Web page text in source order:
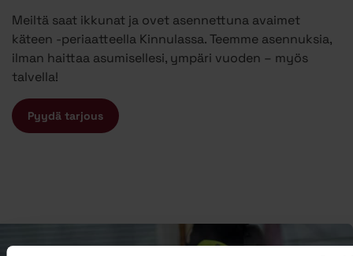
Meiltä saat ikkunat ja ovet asennettuna avaimet
käteen -periaatteella Kinnulassa. Teemme asennuksia,
ilman haittaa asumisellesi, ympäri vuoden – myös
talvella!
Pyydä tarjous